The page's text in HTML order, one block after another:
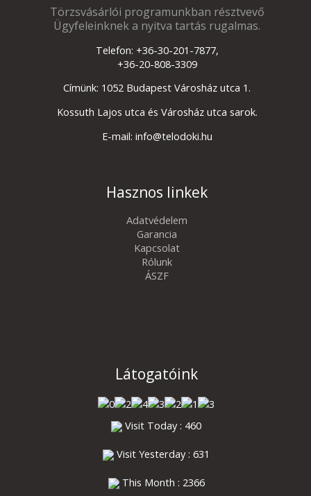
Törzsvásárlói programunkban résztvevő
Ügyfeleinknek a nyitva tartás rugalmas.
Telefon: +36-30-201-7877,
+36-20-808-3309
Címünk: 1052 Budapest Városház utca 1.
Kossuth Lajos utca és Városház utca sarok.
E-mail: info@telodoki.hu
Hasznos linkek
Adatvédelem
Garancia
Kapcsolat
Rólunk
ÁSZF
Látogatóink
Visit Today : 460
Visit Yesterday : 631
This Month : 2366